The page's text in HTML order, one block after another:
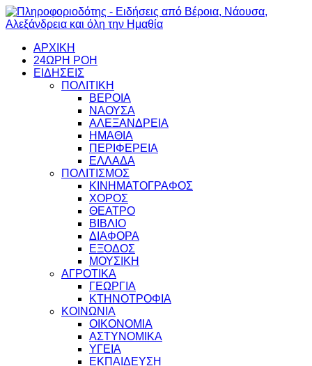
ΑΡΧΙΚΗ
24ΩΡΗ ΡΟΗ
ΕΙΔΗΣΕΙΣ
ΠΟΛΙΤΙΚΗ
ΒΕΡΟΙΑ
ΝΑΟΥΣΑ
ΑΛΕΞΑΝΔΡΕΙΑ
ΗΜΑΘΙΑ
ΠΕΡΙΦΕΡΕΙΑ
ΕΛΛΑΔΑ
ΠΟΛΙΤΙΣΜΟΣ
ΚΙΝΗΜΑΤΟΓΡΑΦΟΣ
ΧΟΡΟΣ
ΘΕΑΤΡΟ
ΒΙΒΛΙΟ
ΔΙΑΦΟΡΑ
ΕΞΟΔΟΣ
ΜΟΥΣΙΚΗ
ΑΓΡΟΤΙΚΑ
ΓΕΩΡΓΙΑ
ΚΤΗΝΟΤΡΟΦΙΑ
ΚΟΙΝΩΝΙΑ
ΟΙΚΟΝΟΜΙΑ
ΑΣΤΥΝΟΜΙΚΑ
ΥΓΕΙΑ
ΕΚΠΑΙΔΕΥΣΗ